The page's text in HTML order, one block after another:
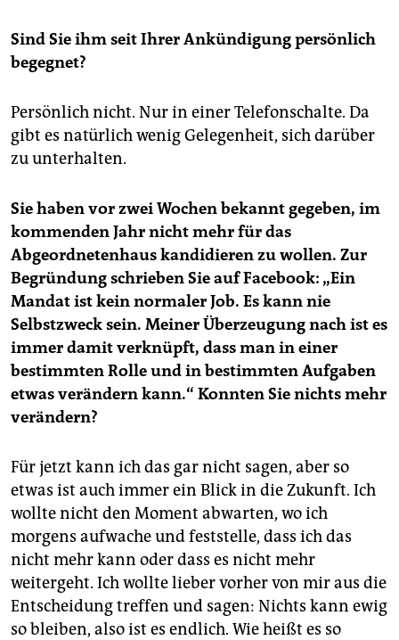
Sind Sie ihm seit Ihrer Ankündigung persönlich
begegnet?
Persönlich nicht. Nur in einer Telefonschalte. Da
gibt es natürlich wenig Gelegenheit, sich darüber
zu unterhalten.
Sie haben vor zwei Wochen bekannt gegeben, im
kommenden Jahr nicht mehr für das
Abgeordnetenhaus kandidieren zu wollen. Zur
Begründung schrieben Sie auf Facebook: „Ein
Mandat ist kein normaler Job. Es kann nie
Selbstzweck sein. Meiner Überzeugung nach ist es
immer damit verknüpft, dass man in einer
bestimmten Rolle und in bestimmten Aufgaben
etwas verändern kann.“ Konnten Sie nichts mehr
verändern?
Für jetzt kann ich das gar nicht sagen, aber so
etwas ist auch immer ein Blick in die Zukunft. Ich
wollte nicht den Moment abwarten, wo ich
morgens aufwache und feststelle, dass ich das
nicht mehr kann oder dass es nicht mehr
weitergeht. Ich wollte lieber vorher von mir aus die
Entscheidung treffen und sagen: Nichts kann ewig
so bleiben, also ist es endlich. Wie heißt es so